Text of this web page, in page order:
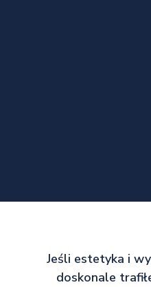
Jeśli estetyka i
doskonale